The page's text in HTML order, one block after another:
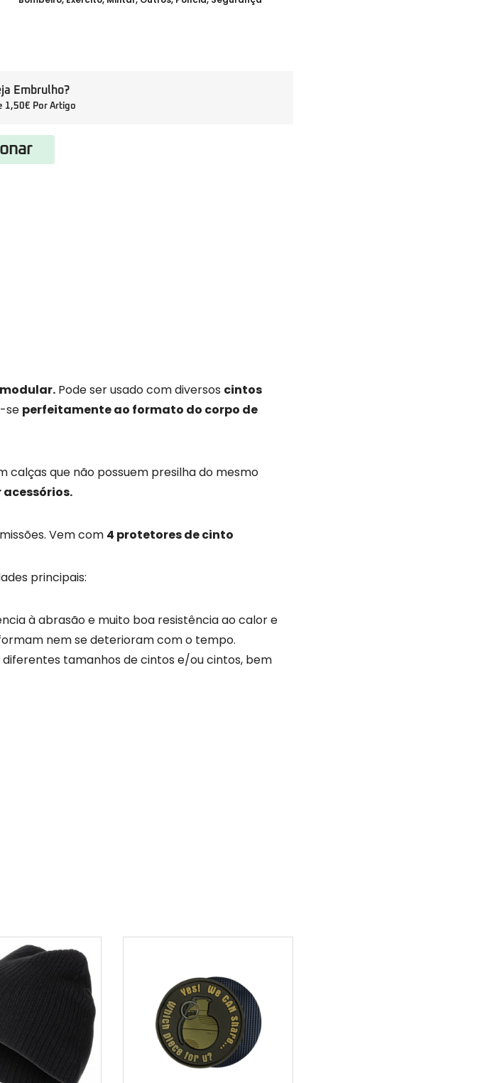
Embrulho?
1,50€ Por Artigo
Pode ser usado com diversos cintos
se perfeitamente ao formato do corpo de
calças que não possuem presilha do mesmo
Vem com 4 protetores de cinto
principais:
à abrasão e muito boa resistência ao calor e
nem se deterioram com o tempo.
tamanhos de cintos e/ou cintos, bem